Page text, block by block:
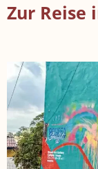
Zur Reise